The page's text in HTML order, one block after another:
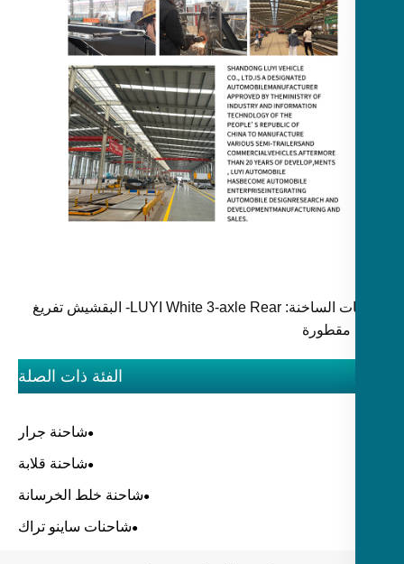
الكلمات الساخنة: LUYI White 3-axle Rear- البقشيش تفريغ
الفئة ذات الصلة
شاحنة جرار
شاحنة قلابة
شاحنة خلط الخرسانة
شاحنات ساينو تراك